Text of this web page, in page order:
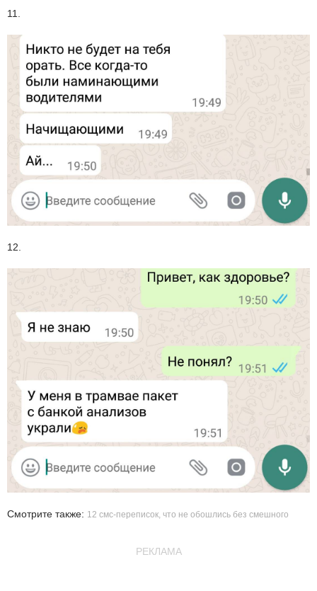
11.
12.
Смотрите также: 12 смс-переписок, что не обошлись без смешного
РЕКЛАМА